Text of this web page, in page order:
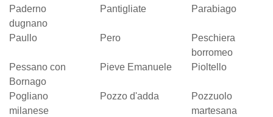
Paderno
dugnano
Pantigliate Parabiago
Paullo Pero
Peschiera
borromeo
Pessano con
Bornago
Pieve Emanuele Pioltello
Pogliano
milanese
Pozzo d'adda
Pozzuolo
martesana